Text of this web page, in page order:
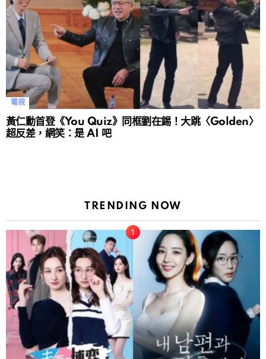
電視
黃仁勳首登《You Quiz》同框劉在錫！大跳〈Golden〉
超反差，網笑：是 AI 吧
TRENDING NOW